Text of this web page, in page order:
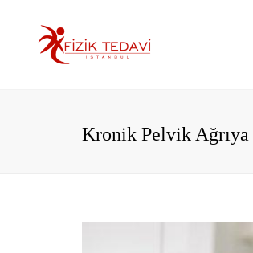
Kronik Pelvik